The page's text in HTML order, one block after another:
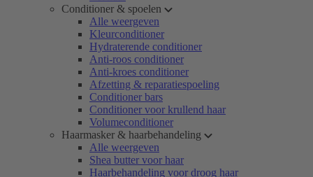
Conditioner & spoelen
Alle weergeven
Kleurconditioner
Hydraterende conditioner
Anti-roos conditioner
Anti-kroes conditioner
Afzetting & reparatiespoeling
Conditioner bars
Conditioner voor krullend haar
Volumeconditioner
Haarmasker & haarbehandeling
Alle weergeven
Shea butter voor haar
Haarbehandeling voor droog haar